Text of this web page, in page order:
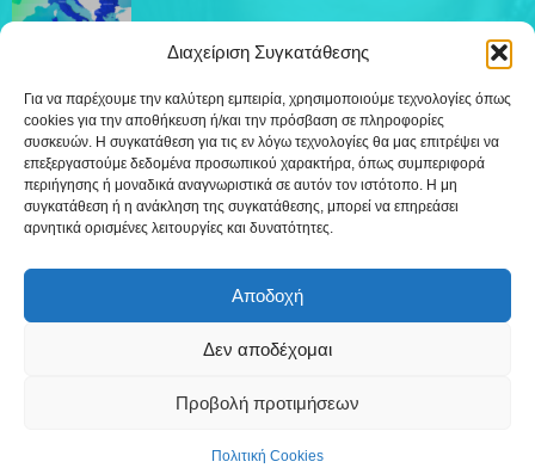
Διαχείριση Συγκατάθεσης
Για να παρέχουμε την καλύτερη εμπειρία, χρησιμοποιούμε τεχνολογίες όπως
cookies για την αποθήκευση ή/και την πρόσβαση σε πληροφορίες
συσκευών. Η συγκατάθεση για τις εν λόγω τεχνολογίες θα μας επιτρέψει να
επεξεργαστούμε δεδομένα προσωπικού χαρακτήρα, όπως συμπεριφορά
περιήγησης ή μοναδικά αναγνωριστικά σε αυτόν τον ιστότοπο. Η μη
συγκατάθεση ή η ανάκληση της συγκατάθεσης, μπορεί να επηρεάσει
αρνητικά ορισμένες λειτουργίες και δυνατότητες.
Αποδοχή
Δεν αποδέχομαι
Προβολή προτιμήσεων
Πολιτική Cookies
ΔΗΜΟΦΙΛΗ ΚΑΤΗΓΟΡΙΑ
Ειδήσεις
Εκπομπές
Τοπικά
Συνεντεύξεις 12
Δημιουργία WebTerior.gr